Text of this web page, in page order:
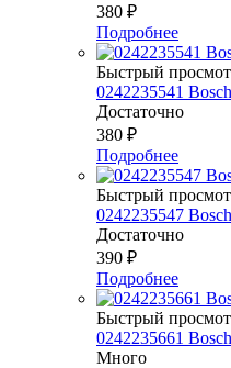
380 ₽
Подробнее
Быстрый
0242235541
Достаточно
380 ₽
Подробнее
Быстрый
0242235547
Достаточно
390 ₽
Подробнее
Быстрый
0242235661
Много